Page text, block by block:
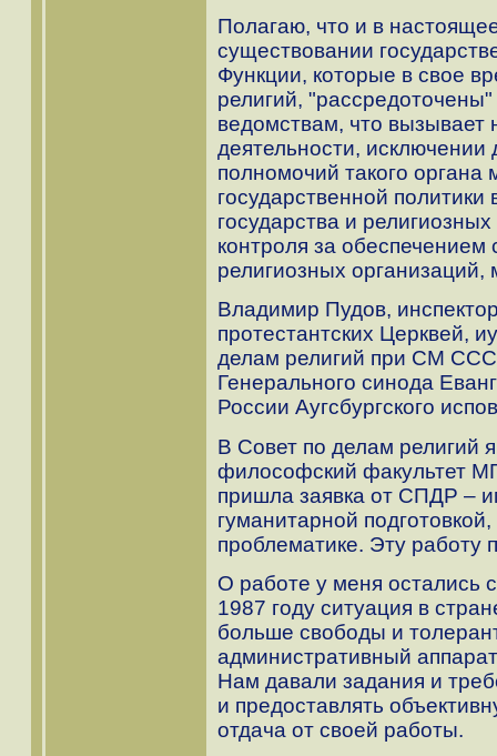
Полагаю, что и в
существовании
Функции, которые в свое
религий,
ведомствам, что вызывает
деятельности, исключении
полномочий такого
государственной
государства и
контроля за обеспечением
религиозных
Владимир Пудов,
протестантских Церквей,
делам религий при СМ
Генерального синода
России Аугсбургского
В Совет по делам религий
философский факультет
пришла заявка от СПДР –
гуманитарной
проблематике. Эту работу
О работе у меня остались
1987 году ситуация в
больше свободы и
административный
Нам давали задания и
и предоставлять
отдача от своей работы.